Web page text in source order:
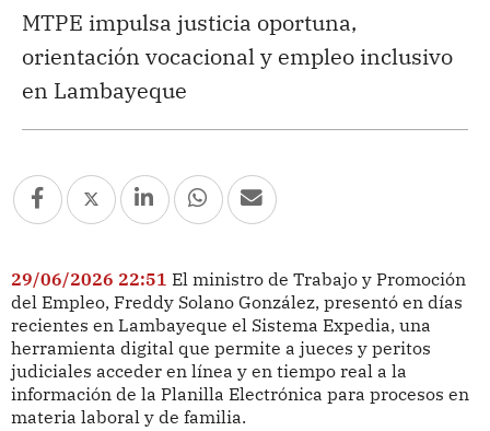
MTPE impulsa justicia oportuna,
orientación vocacional y empleo inclusivo
en Lambayeque
29/06/2026 22:51 El ministro de Trabajo y Promoción
del Empleo, Freddy Solano González, presentó en días
recientes en Lambayeque el Sistema Expedia, una
herramienta digital que permite a jueces y peritos
judiciales acceder en línea y en tiempo real a la
información de la Planilla Electrónica para procesos en
materia laboral y de familia.